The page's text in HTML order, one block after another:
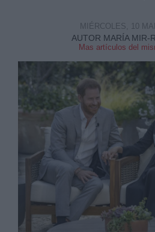
AUTOR MARÍA MIR-
Mas artículos del
MIÉRCOLES, 10